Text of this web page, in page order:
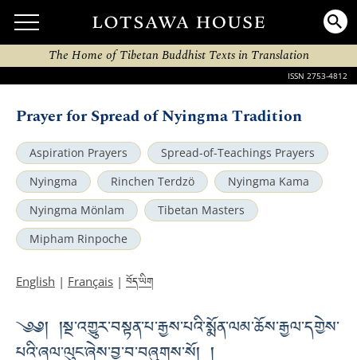
The Home of Tibetan Buddhist Texts in Translation
ISSN 2753-4812
Prayer for Spread of Nyingma Tradition
Aspiration Prayers
Spread-of-Teachings Prayers
Nyingma
Rinchen Terdzö
Nyingma Kama
Nyingma Mönlam
Tibetan Masters
Mipham Rinpoche
English | Français | བོད་ཡིག
༄༅། །སྔ་འགྱུར་བསྟན་པ་རྒྱས་པའི་སྨོན་ལམ་ཆོས་རྒྱལ་དགྱེས་